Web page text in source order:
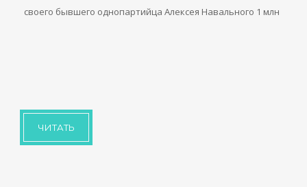
своего бывшего однопартийца Алексея Навального 1 млн
ЧИТАТЬ